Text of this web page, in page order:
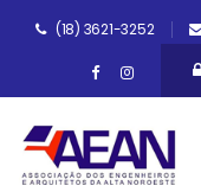
(18) 3621-3252